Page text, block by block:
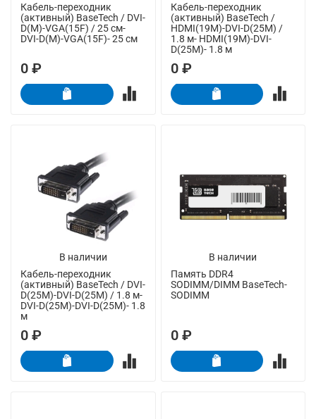
Кабель-переходник
(активный) BaseTech / DVI-
D(M)-VGA(15F) / 25 см-
DVI-D(M)-VGA(15F)- 25 см
0 ₽
Кабель-переходник
(активный) BaseTech /
HDMI(19M)-DVI-D(25M) /
1.8 м- HDMI(19M)-DVI-
D(25M)- 1.8 м
0 ₽
В наличии
Кабель-переходник
(активный) BaseTech / DVI-
D(25M)-DVI-D(25M) / 1.8 м-
DVI-D(25M)-DVI-D(25M)- 1.8
м
0 ₽
В наличии
Память DDR4
SODIMM/DIMM BaseTech-
SODIMM
0 ₽